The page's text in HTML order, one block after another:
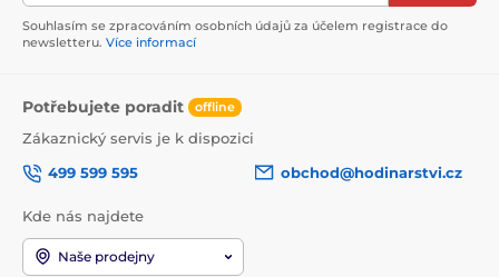
Souhlasím se zpracováním osobních údajů za účelem registrace do
newsletteru. Více informací
Potřebujete poradit offline
Zákaznický servis je k dispozici
499 599 595
obchod@hodinarstvi.cz
Kde nás najdete
Naše prodejny